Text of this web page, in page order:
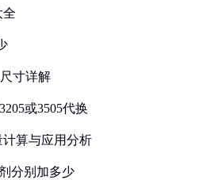
全
寸详解
或3505代换
计算与应用分析
分别加多少